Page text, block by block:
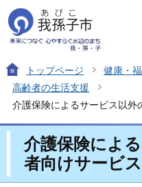
トップページ 健康・
高齢者の生活支援
介護保険によるサービス以外
介護保険によ
者向けサービス